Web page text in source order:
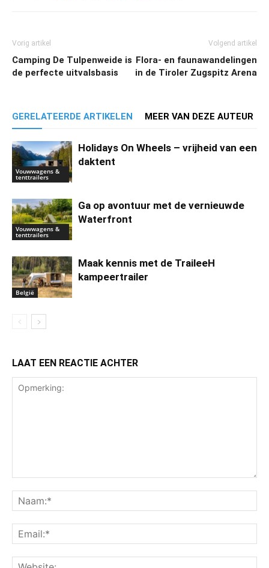
Vorig artikel
Camping De Tulpenweide is
de perfecte uitvalsbasis
Volgend artikel
Flora- en faunawandelingen
in de Tiroler Zugspitz Arena
GERELATEERDE ARTIKELEN MEER VAN DEZE AUTEUR
Vouwwagens &
tenttrailers
Holidays On Wheels – vrijheid van een
daktent
Vouwwagens &
tenttrailers
Ga op avontuur met de vernieuwde
Waterfront
België
Maak kennis met de TraileeH
kampeertrailer
LAAT EEN REACTIE ACHTER